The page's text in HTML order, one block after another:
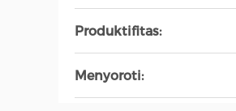
Produktifitas:
Menyoroti: